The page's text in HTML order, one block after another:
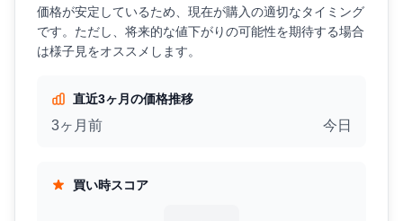
価格が安定しているため、現在が購入の適切なタイミング
です。ただし、将来的な値下がりの可能性を期待する場合
は様子見をオススメします。
直近3ヶ月の価格推移
3ヶ月前 今日
買い時スコア